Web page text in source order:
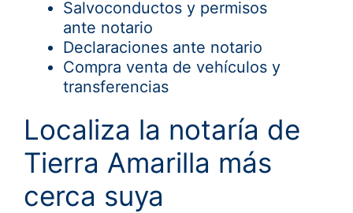
Salvoconductos y permisos
ante notario
Declaraciones ante notario
Compra venta de vehículos y
transferencias
Localiza la notaría de
Tierra Amarilla más
cerca suya